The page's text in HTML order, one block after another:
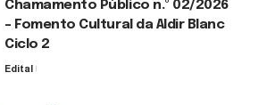
Chamamento Público n.º 02/2026
– Fomento Cultural da Aldir Blanc
Ciclo 2
Edital